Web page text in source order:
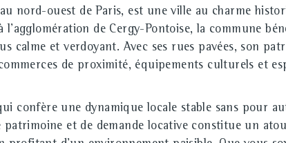
nord-ouest de Paris, est une ville au charme
de Cergy-Pontoise, la commune
et verdoyant. Avec ses rues pavées, son
de proximité, équipements culturels et
confère une dynamique locale stable sans pour
patrimoine et de demande locative constitue un